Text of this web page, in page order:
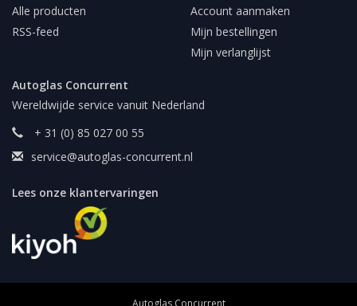
Alle producten
RSS-feed
Account aanmaken
Mijn bestellingen
Mijn verlanglijst
Autoglas Concurrent
Wereldwijde service vanuit Nederland
+ 31 (0) 85 027 00 55
service@autoglas-concurrent.nl
Lees onze klantervaringen